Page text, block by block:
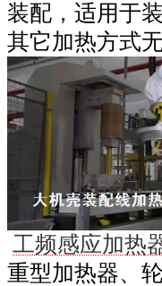
装配，适用于
其它加热方式
工频感应加热
重型加热器、